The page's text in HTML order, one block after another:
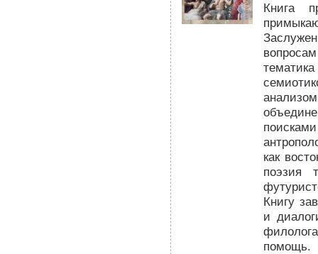
Книга
как
поэзия
Книгу
и
помощь.